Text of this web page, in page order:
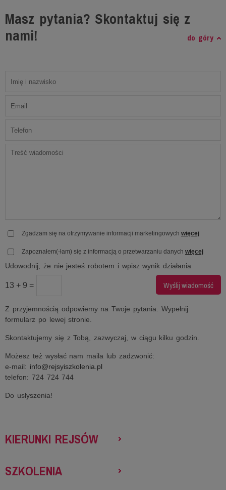
Masz pytania? Skontaktuj się z
nami!
do góry
Zgadzam się na otrzymywanie informacji marketingowych więcej
Zapoznałem(-łam) się z informacją o przetwarzaniu danych więcej
Udowodnij, że nie jesteś robotem i wpisz wynik działania
13 + 9 =
Z przyjemnością odpowiemy na Twoje pytania. Wypełnij
formularz po lewej stronie.
Skontaktujemy się z Tobą, zazwyczaj, w ciągu kilku godzin.
Możesz też wysłać nam maila lub zadzwonić:
e-mail: info@rejsyiszkolenia.pl
telefon: 724 724 744
Do usłyszenia!
KIERUNKI REJSÓW
SZKOLENIA